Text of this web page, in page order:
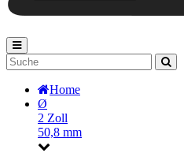
Home
Ø
2 Zoll
50,8 mm